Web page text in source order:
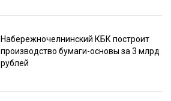
Набережночелнинский КБК построит
производство бумаги-основы за 3 млрд
рублей